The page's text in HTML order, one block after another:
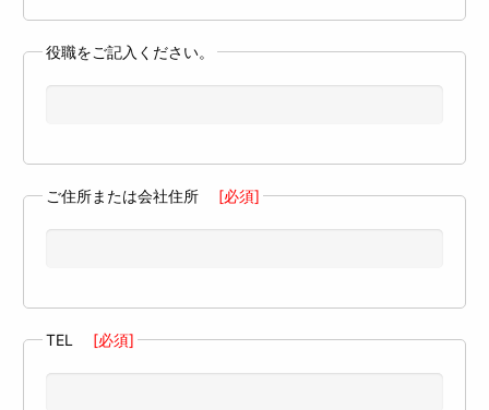
役職をご記入ください。
ご住所または会社住所 [必須]
TEL [必須]